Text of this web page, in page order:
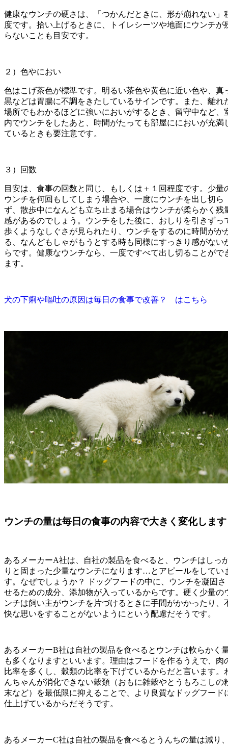
健康なウンチの硬さは、「つかんだときに、形が崩れない」
度です。拾い上げるときに、トイレシーツや地面にウンチが
らないことも目安です。
２）色やにおい
色はこげ茶色が標準です。明るい茶色や黄色に近い色や、真
黒などは胃腸に不調をきたしているサインです。また、離れ
場所でもわかるほどに強いにおいがするとき、留守中など、
内でウンチをしたあと、時間がたっても部屋ににおいが充満
ているときも要注意です。
３）回数
目安は、食事の回数と同じ、もしくは＋１回程度です。少量
ウンチを何回もしてしまう場合や、一度にウンチを出し切ら
ず、散歩中になんども立ち止まる場合はウンチが柔らかく残
感があるのでしょう。ウンチをした後に、おしりを引きずっ
歩くようなしぐさが見られたり、ウンチをするのに時間がか
る、なんどもしゃがもうとする時も同様にすっきり感がない
らです。健康なウンチなら、一度ですべて出し切ることがで
ます。
犬の下痢や嘔吐の原因は毎日の食事で改善？ はこちら
ウンチの量は毎日の食事の内容で大きく変化します
あるメーカーA社は、自社の製品を食べると、ウンチはしっ
りと固まった少量なウンチになります…とアピールをしてい
す。なぜでしょうか？ ドッグフードの中に、ウンチを凝固さ
せるための成分、添加物が入っているからです。硬く少量の
ンチは飼い主がウンチを片づけるときに手間がかかったり、
快な思いをすることがないようにという配慮だそうです。
あるメーカーB社は自社の製品を食べるとウンチは軟らかく
も多くなりますといいます。理由はフードを作るうえで、肉
比率を多くし、穀類の比率を下げているからだと言います。
んちゃんが消化できない穀類（おもに雑穀やとうもろこしの
末など）を最低限に抑えることで、より良質なドッグフード
仕上げているからだそうです。
あるメーカーC社は自社の製品を食べるとうんちの量は減り